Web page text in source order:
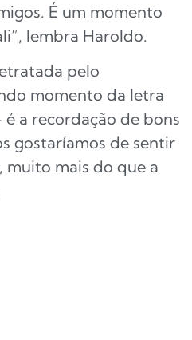
É um momento
lembra Haroldo.
pelo
momento da letra
a recordação de bons
gostaríamos de sentir
mais do que a